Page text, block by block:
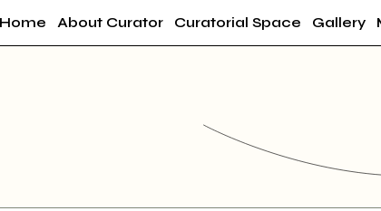
Home About Curator Curatorial Space Gallery